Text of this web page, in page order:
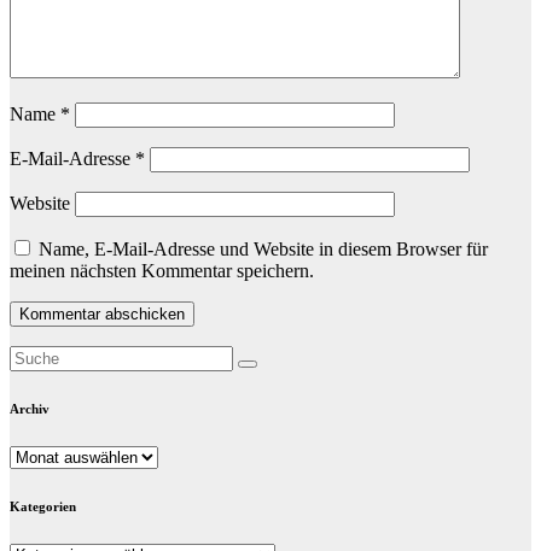
Name *
E-Mail-Adresse *
Website
Name, E-Mail-Adresse und Website in diesem Browser für
meinen nächsten Kommentar speichern.
Archiv
Archiv
Kategorien